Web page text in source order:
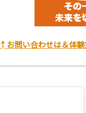
↑お問い合わせは＆体